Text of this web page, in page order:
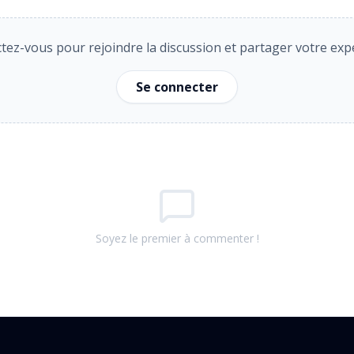
vous pour rejoindre la discussion et partager votre
Se connecter
Soyez le premier à commenter !